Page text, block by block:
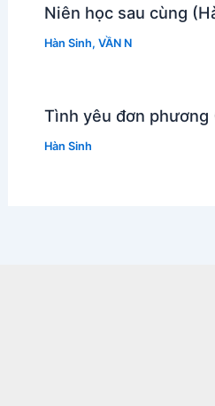
Niên học sau cùng
Hàn Sinh, VẦN N
Tình yêu đơn phương
Hàn Sinh